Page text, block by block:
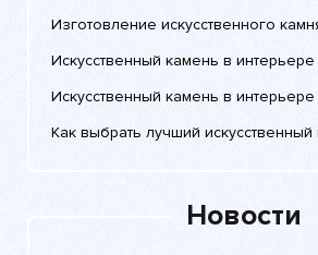
Изготовление искусственного
Искусственный камень в интерьере
Искусственный камень в интерьере
Как выбрать лучший искусственный
Новости